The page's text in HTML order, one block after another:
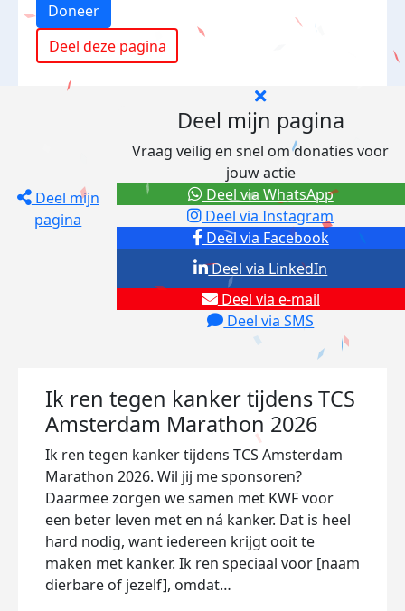
Doneer
Deel deze pagina
Deel mijn
pagina
Deel mijn pagina
Vraag veilig en snel om donaties voor
jouw actie
Deel via Facebook
Deel via Instagram
Deel via e-mail
Deel via SMS
Deel via LinkedIn
Deel via WhatsApp
Ik ren tegen kanker tijdens TCS
Amsterdam Marathon 2026
Ik ren tegen kanker tijdens TCS Amsterdam
Marathon 2026. Wil jij me sponsoren?
Daarmee zorgen we samen met KWF voor
een beter leven met en ná kanker. Dat is heel
hard nodig, want iedereen krijgt ooit te
maken met kanker. Ik ren speciaal voor [naam
dierbare of jezelf], omdat…